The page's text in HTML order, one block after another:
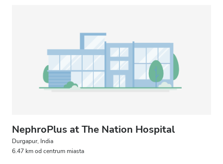
Pacjentów z wirusem zapalenia wątroby typu B
Pacjentów z wirusem zapalenia wątroby typu C
GHIC
NephroPlus at The Nation Hospital
Durgapur, India
6.47 km od centrum miasta